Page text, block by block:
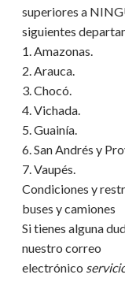
superiores a
siguientes
1. Amazonas.
2. Arauca.
3. Chocó.
4. Vichada.
5. Guainía.
6. San Andrés y
7. Vaupés.
Condiciones y
buses y camiones
Si tienes alguna
nuestro correo
electrónico